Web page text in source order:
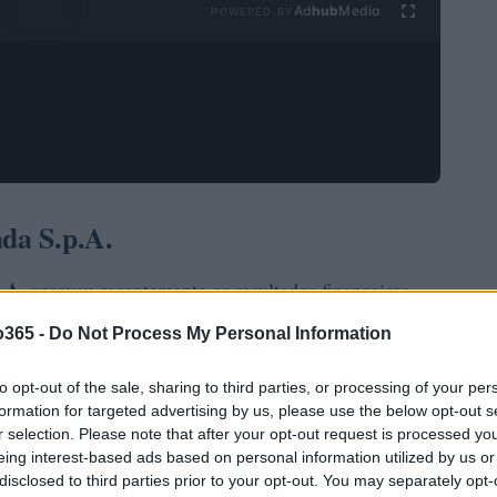
- Do Not Process My Personal Information
opt-out of the sale, sharing to third parties, or processing of your
for targeted advertising by us, please use the below opt-out
selection. Please note that after your opt-out request is processed
interest-based ads based on personal information utilized by us
to third parties prior to your opt-out. You may separately
Ad hubMedia
S.p.A.
aprovou recentemente os resultados financeiros
um caminho de crescimento robusto e sustentável.
Esse resultado é particularmente
por desafios e incertezas